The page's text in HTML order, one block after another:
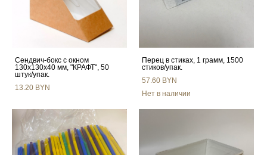
Сендвич-бокс с окном
130х130х40 мм, "КРАФТ", 50
штук/упак.
13.20 BYN
Перец в стиках, 1 грамм, 1500
стиков/упак.
57.60 BYN
Нет в наличии